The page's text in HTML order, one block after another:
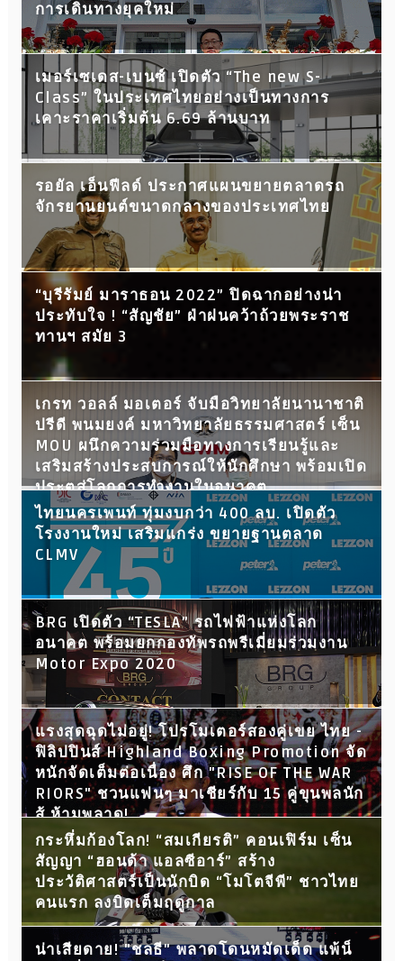
การเดินทางยุคใหม่
เมอร์เซเดส-เบนซ์ เปิดตัว “The new S-
Class” ในประเทศไทยอย่างเป็นทางการ
เคาะราคาเริ่มต้น 6.69 ล้านบาท
รอยัล เอ็นฟีลด์ ประกาศแผนขยายตลาดรถ
จักรยานยนต์ขนาดกลางของประเทศไทย
“บุรีรัมย์ มาราธอน 2022” ปิดฉากอย่างน่า
ประทับใจ ! “สัญชัย” ฝ่าฝนคว้าถ้วยพระราช
ทานฯ สมัย 3
เกรท วอลล์ มอเตอร์ จับมือวิทยาลัยนานาชาติ
ปรีดี พนมยงค์ มหาวิทยาลัยธรรมศาสตร์ เซ็น
MOU ผนึกความร่วมมือทางการเรียนรู้และ
เสริมสร้างประสบการณ์ให้นักศึกษา พร้อมเปิด
ประตูสู่โลกการทำงานในอนาคต
ไทยนครเพนท์ ทุ่มงบกว่า 400 ลบ. เปิดตัว
โรงงานใหม่ เสริมแกร่ง ขยายฐานตลาด
CLMV
BRG เปิดตัว “TESLA” รถไฟฟ้าแห่งโลก
อนาคต พร้อมยกกองทัพรถพรีเมี่ยมร่วมงาน
Motor Expo 2020
แรงสุดฉุดไม่อยู่! โปรโมเตอร์สองคู่เขย ไทย -
ฟิลิปปินส์ Highland Boxing Promotion จัด
หนักจัดเต็มต่อเนื่อง ศึก "RISE OF THE WAR
RIORS" ชวนแฟนๆ มาเชียร์กับ 15 คู่ขุนพลนัก
สู้ ห้ามพลาด!
กระหึ่มก้องโลก! “สมเกียรติ” คอนเฟิร์ม เซ็น
สัญญา “ฮอนด้า แอลซีอาร์” สร้าง
ประวัติศาสตร์เป็นนักบิด “โมโตจีพี” ชาวไทย
คนแรก ลงบิดเต็มฤดูกาล
น่าเสียดาย! "ชลธี" พลาดโดนหมัดเด็ด แพ้น็